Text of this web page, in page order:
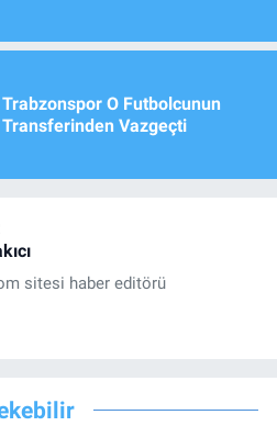
Trabzonspor O Futbolcunun
Transferinden Vazgeçti
sitesi haber editörü